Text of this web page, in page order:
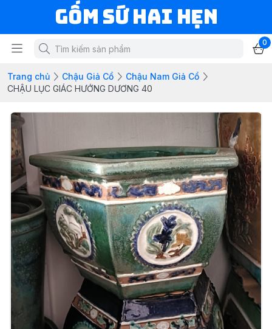
Gốm Sứ Hai Hẹn
0
Trang chủ Chậu Giả Cổ
Chậu Nam Giả Cổ
CHẬU LỤC GIÁC HƯỚNG DƯƠNG 40